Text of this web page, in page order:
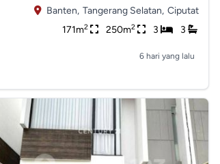
Banten, Tangerang Selatan, Ciputat
171m2 250m2 3 3
6 hari yang lalu